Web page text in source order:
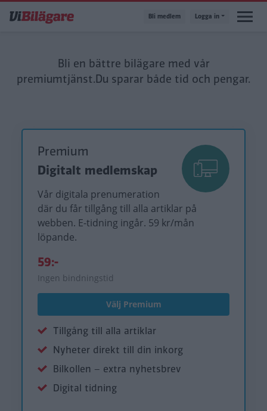
till
Bli medlem Logga in
Bli en bättre bilägare med vår
premiumtjänst.Du sparar både tid och pengar.
Premium
Digitalt medlemskap
Vår digitala prenumeration
där du får tillgång till alla artiklar på
webben. E-tidning ingår. 59 kr/mån
löpande.
59:-
Ingen bindningstid
Välj Premium
Tillgång till alla artiklar
Nyheter direkt till din inkorg
Bilkollen – extra nyhetsbrev
Digital tidning